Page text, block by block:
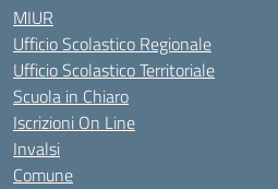
MIUR
Ufficio Scolastico Regionale
Ufficio Scolastico Territoriale
Scuola in Chiaro
Iscrizioni On Line
Invalsi
Comune